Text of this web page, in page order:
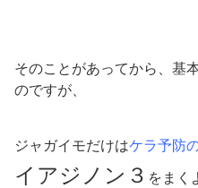
そのことがあってから、基
のですが、
ジャガイモだけはケラ予防
イアジノン３ をまく